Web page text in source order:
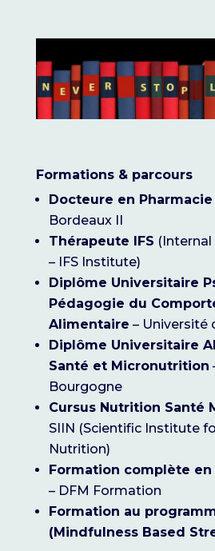
Formations & parcours
Docteure en Pharmacie
Bordeaux II
Thérapeute IFS
– IFS Institute)
Diplôme Universitaire
Pédagogie du
Alimentaire – Université
Diplôme Universitaire
Santé et Micronutrition
Bourgogne
Cursus Nutrition Santé
SIIN (Scientific Institute
Nutrition)
Formation complète
– DFM Formation
Formation au
(Mindfulness Based